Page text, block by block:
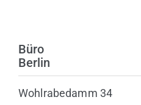
Büro
Berlin
Wohlrabedamm 34